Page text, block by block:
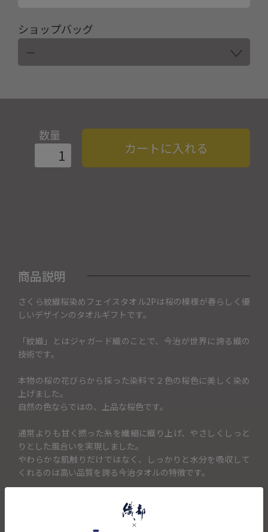
ショップバッグ
数量
カートに入れる
商品説明
さくら紋織桜染めフェイスタオル2Pは桜の模様が春らしく優
しいデザインのタオルギフトです。
「紋織」とはジャガード織のことで、今治が世界に誇る織の
技術です。
本物の桜の花びらから採った染料で２色の桜色に美しく染め
上げました。
自然の色ならではの、上品な桜色です。
通常よりも甘く撚った糸を繊細に織り上げ、やさしくしっと
りとした風合いを実現しました。
やわらかな肌触りだけではなく、しっかりと水分を吸収して
くれるのは高い品質を誇る今治タオルの特徴です。
こちらは日常使いしやすいフェイスタオルの2枚セットです。
目上の方やお世話になった方、同年代の先輩や後輩、仲の良
い友人など、感謝の想いを伝えるタオルギフトとして最適な